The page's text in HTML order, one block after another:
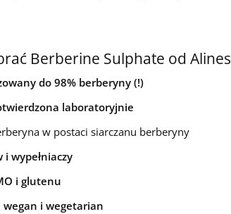
Berberine Sulphate od
do 98% berberyny (!)
laboratoryjnie
w postaci siarczanu berberyny
i wypełniaczy
i glutenu
i wegetarian